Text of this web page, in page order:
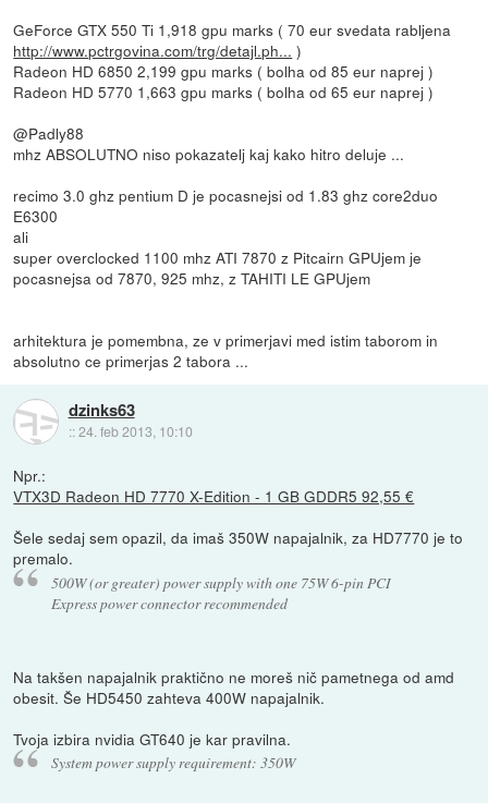
GeForce GTX 550 Ti 1,918 gpu marks ( 70 eur svedata rabljena
http://www.pctrgovina.com/trg/detajl.ph... )
Radeon HD 6850 2,199 gpu marks ( bolha od 85 eur naprej )
Radeon HD 5770 1,663 gpu marks ( bolha od 65 eur naprej )
@Padly88
mhz ABSOLUTNO niso pokazatelj kaj kako hitro deluje ...
recimo 3.0 ghz pentium D je pocasnejsi od 1.83 ghz core2duo
E6300
ali
super overclocked 1100 mhz ATI 7870 z Pitcairn GPUjem je
pocasnejsa od 7870, 925 mhz, z TAHITI LE GPUjem
arhitektura je pomembna, ze v primerjavi med istim taborom in
absolutno ce primerjas 2 tabora ...
dzinks63
::24. feb 2013, 10:10
Npr.:
VTX3D Radeon HD 7770 X-Edition - 1 GB GDDR5 92,55 €
Šele sedaj sem opazil, da imaš 350W napajalnik, za HD7770 je to
premalo.
500W (or greater) power supply with one 75W 6-pin PCI
Express power connector recommended
Na takšen napajalnik praktično ne moreš nič pametnega od amd
obesit. Še HD5450 zahteva 400W napajalnik.
Tvoja izbira nvidia GT640 je kar pravilna.
System power supply requirement: 350W